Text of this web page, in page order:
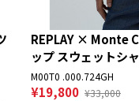
REPLAY × Monte
ップ スウェットシ
M00T0 .000.724GH
¥19,800 ¥33,000